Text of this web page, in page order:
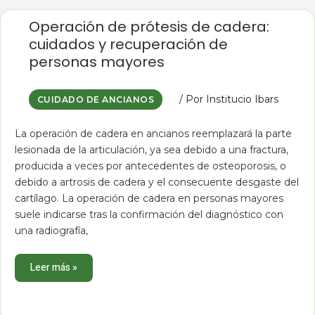
Operación de prótesis de cadera:
cuidados y recuperación de
personas mayores
CUIDADO DE ANCIANOS / Por Institucio Ibars
La operación de cadera en ancianos reemplazará la parte
lesionada de la articulación, ya sea debido a una fractura,
producida a veces por antecedentes de osteoporosis, o
debido a artrosis de cadera y el consecuente desgaste del
cartílago. La operación de cadera en personas mayores
suele indicarse tras la confirmación del diagnóstico con
una radiografía,
Operación
de
prótesis
de
cadera:
cuidados
y
de
personas
mayores
Leer más »